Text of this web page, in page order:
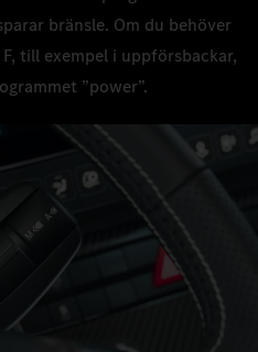
bränsle. Om du behöver
till exempel i uppförsbackar,
”power”.